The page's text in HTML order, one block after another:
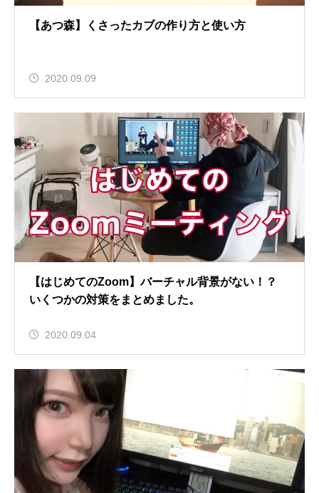
【あつ森】くさったカブの作り方と使い方
2020.09.09
【はじめてのZoom】バーチャル背景がない！？
いくつかの対策をまとめました。
2020.09.04